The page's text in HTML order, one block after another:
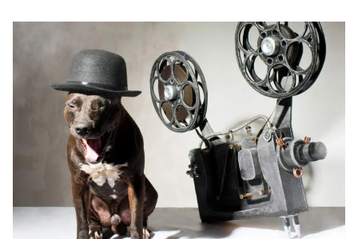
O
DLA
DZIECI.
JAKIE
TYTUŁY
MOGĄ
ZAINTERESOWAĆ
TWOJE
DZIECKO.